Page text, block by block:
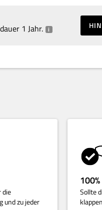
1 Jahr.
i
die
und zu jeder
Sollte